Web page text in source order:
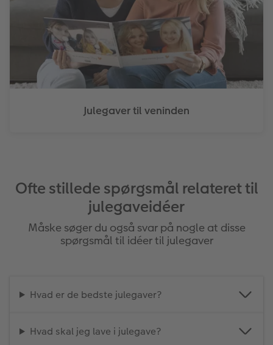
Julegaver til veninden
Ofte stillede spørgsmål relateret til
julegaveidéer
Måske søger du også svar på nogle at disse
spørgsmål til idéer til julegaver
Hvad er de bedste julegaver?
Hvad skal jeg lave i julegave?